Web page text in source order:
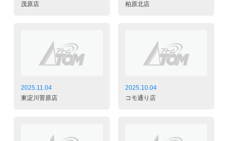
茂原店
柏原北店
2025.11.04
東淀川菅原店
2025.10.04
コモ通り店